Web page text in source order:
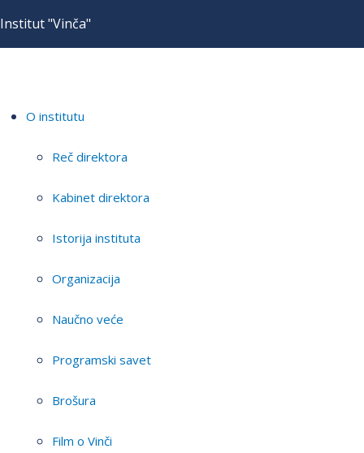
Institut "Vinča"
O institutu
Reč direktora
Kabinet direktora
Istorija instituta
Organizacija
Naučno veće
Programski savet
Brošura
Film o Vinči